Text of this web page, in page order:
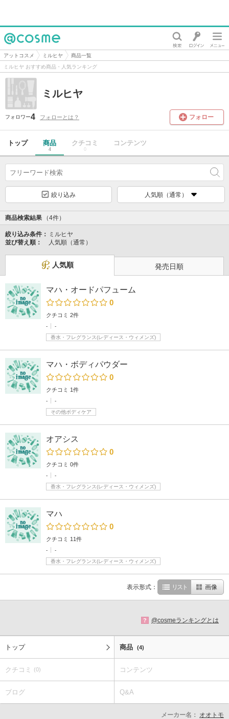
@cosme
アットコスメ ミルヒヤ
商品一覧
ミルヒヤ おすすめ商品・人気ランキング
ミルヒヤ
フォロワー4 フォローとは？ フォロー
トップ 商品
4
クチコミ
0
コンテンツ
絞り込み 人気順（通常）
商品検索結果 （4件）
絞り込み条件： ミルヒヤ
並び替え順：
人気順（通常）
人気順 発売日順
マハ・オードパフューム
0
クチコミ 2件
-
-
香水・フレグランス(レディース・ウィメンズ)
マハ・ボディパウダー
0
クチコミ 1件
-
-
その他ボディケア
オアシス
0
クチコミ 0件
-
-
香水・フレグランス(レディース・ウィメンズ)
マハ
0
クチコミ 11件
-
-
香水・フレグランス(レディース・ウィメンズ)
表示形式： リスト 画像
? @cosmeランキングとは
トップ 商品 (4)
クチコミ (0) コンテンツ
ブログ Q&A
メーカー名： オオトモ